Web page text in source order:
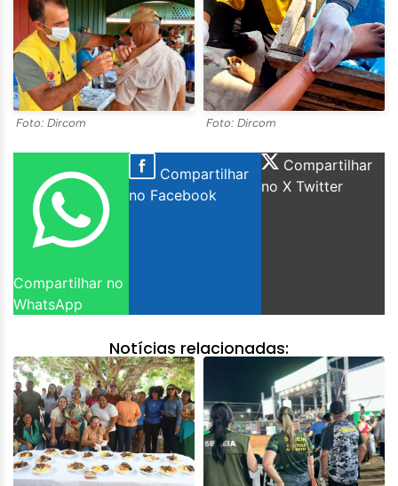
Foto: Dircom Foto: Dircom
Compartilhar no
WhatsApp
Compartilhar
no Facebook
Compartilhar
no X Twitter
Notícias relacionadas: